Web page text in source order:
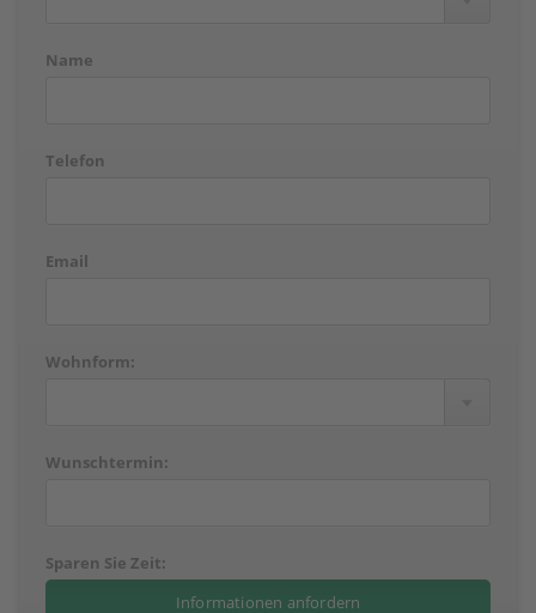
Name
Telefon
Email
Wohnform:
Wunschtermin:
Sparen Sie Zeit: